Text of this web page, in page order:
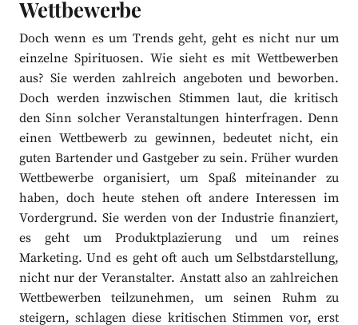
Wettbewerbe
Doch wenn es um Trends geht, geht es nicht nur um
einzelne Spirituosen. Wie sieht es mit Wettbewerben
aus? Sie werden zahlreich angeboten und beworben.
Doch werden inzwischen Stimmen laut, die kritisch
den Sinn solcher Veranstaltungen hinterfragen. Denn
einen Wettbewerb zu gewinnen, bedeutet nicht, ein
guten Bartender und Gastgeber zu sein. Früher wurden
Wettbewerbe organisiert, um Spaß miteinander zu
haben, doch heute stehen oft andere Interessen im
Vordergrund. Sie werden von der Industrie finanziert,
es geht um Produktplazierung und um reines
Marketing. Und es geht oft auch um Selbstdarstellung,
nicht nur der Veranstalter. Anstatt also an zahlreichen
Wettbewerben teilzunehmen, um seinen Ruhm zu
steigern, schlagen diese kritischen Stimmen vor, erst